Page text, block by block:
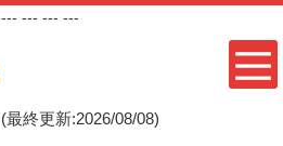
--- --- --- ---
(最終更新:2026/08/08)